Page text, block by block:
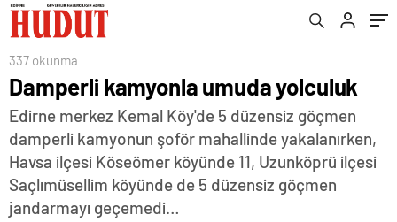
337 okunma
Damperli kamyonla umuda yolculuk
Edirne merkez Kemal Köy'de 5 düzensiz göçmen
damperli kamyonun şoför mahallinde yakalanırken,
Havsa ilçesi Köseömer köyünde 11, Uzunköprü ilçesi
Saçlımüsellim köyünde de 5 düzensiz göçmen
jandarmayı geçemedi…